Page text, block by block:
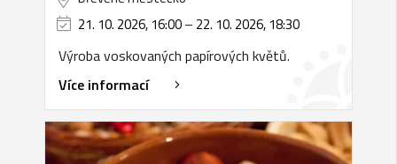
21. 10. 2026, 16:00– 22. 10. 2026, 18:30
Výroba voskovaných papírových květů.
Více informací